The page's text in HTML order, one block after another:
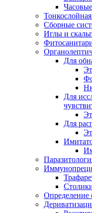
Сборные
Иглы и
Для
Для
Для
Определение